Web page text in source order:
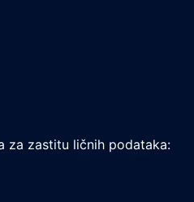
za zastitu ličnih podataka: